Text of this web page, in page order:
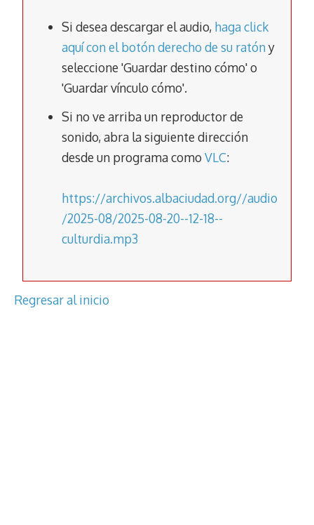
b
o
o
k
s
A
p
p
gr
a
m
y
Li
n
k
l l p
ar
tir
Si desea descargar el audio, haga click
aquí con el botón derecho de su ratóny
seleccione 'Guardar destino cómo' o
'Guardar vínculo cómo'.
Si no ve arriba un reproductor de
sonido, abra la siguiente dirección
desde un programa como VLC:
https://archivos.albaciudad.org//audio
/2025-08/2025-08-20--12-18--
culturdia.mp3
Regresar al inicio